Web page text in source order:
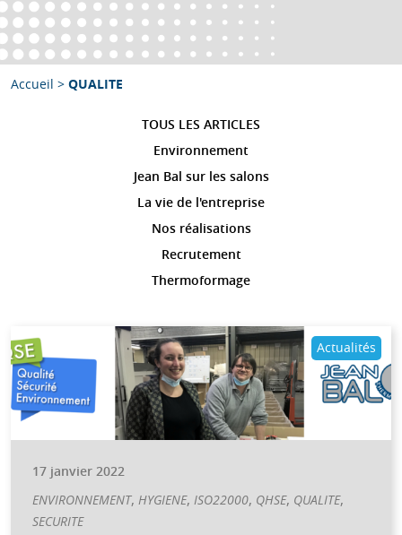
Accueil > QUALITE
TOUS LES ARTICLES
Environnement
Jean Bal sur les salons
La vie de l'entreprise
Nos réalisations
Recrutement
Thermoformage
Actualités
17 janvier 2022
ENVIRONNEMENT, HYGIENE, ISO22000, QHSE, QUALITE,
SECURITE